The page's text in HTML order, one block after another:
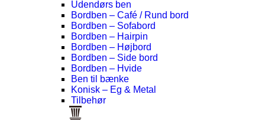
Udendørs ben
Bordben – Café / Rund bord
Bordben – Sofabord
Bordben – Hairpin
Bordben – Højbord
Bordben – Side bord
Bordben – Hvide
Ben til bænke
Konisk – Eg & Metal
Tilbehør